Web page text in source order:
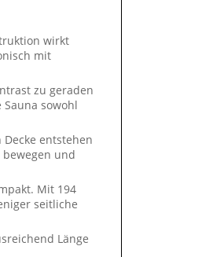
wirkt
mit
zu geraden
sowohl
entstehen
und
Mit 194
seitliche
Länge